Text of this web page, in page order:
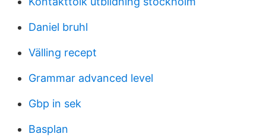
Daniel bruhl
Välling recept
Grammar advanced level
Gbp in sek
Basplan